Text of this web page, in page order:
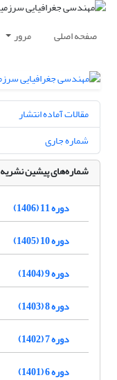
صفحه اصلی مرور
مقالات آماده انتشار
شماره جاری
شماره‌های پیشین نشریه
دوره 11 (1406)
دوره 10 (1405)
دوره 9 (1404)
دوره 8 (1403)
دوره 7 (1402)
دوره 6 (1401)